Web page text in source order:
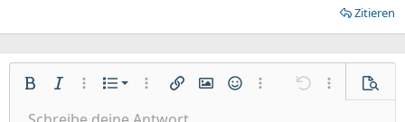
Zitieren
Fett KursivWeitere Einstellungen…
Liste
Nummerierte Liste
Ungeordnete Liste
Weitere Einstellungen…
Link einfügen
Bild einfügen
SmileysWeitere Einstellungen…
Rückgängig
Weitere